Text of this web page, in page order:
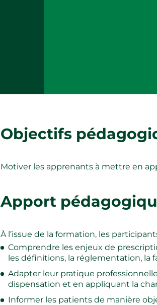
Objectifs
Motiver les apprenants à mettre en
Apport
À l’issue de la formation, les
Comprendre les enjeux de
les définitions, la réglementation, la
Adapter leur pratique
dispensation et en appliquant la
Informer les patients de manière